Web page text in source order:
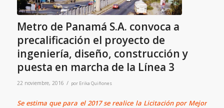
Metro de Panamá S.A. convoca a
precalificación el proyecto de
ingeniería, diseño, construcción y
puesta en marcha de la Línea 3
22 noviembre, 2016 / por Erika Quiñones
Se estima que para el 2017 se realice la Licitación por Mejor